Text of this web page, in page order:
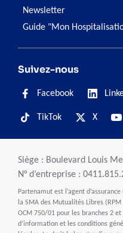
Newsletter
Guide "Mon
Suivez-nous
Facebook
TikTok X
Siège : Boulevard Louis
N° d’entreprise :
Partenamut est l’agent
la SMA des Mutualités Libres
OCM 750/01 pour les branches 2
d’information et les conditions